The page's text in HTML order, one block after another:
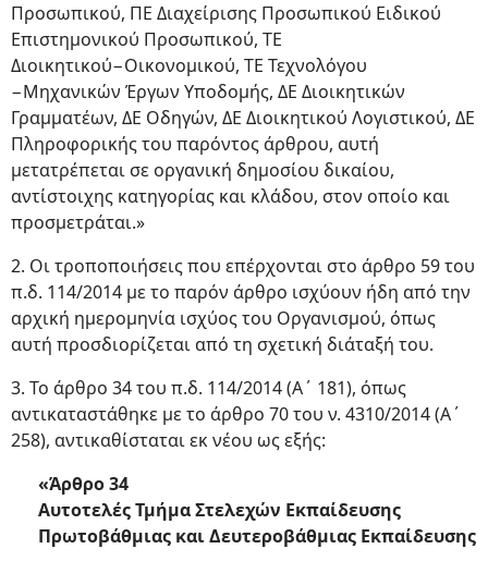
Προσωπικού, ΠΕ Διαχείρισης Προσωπικού Ειδικού
Επιστημονικού Προσωπικού, ΤΕ
Διοικητικού−Οικονομικού, ΤΕ Τεχνολόγου
−Μηχανικών Έργων Υποδομής, ΔΕ Διοικητικών
Γραμματέων, ΔΕ Οδηγών, ΔΕ Διοικητικού Λογιστικού, ΔΕ
Πληροφορικής του παρόντος άρθρου, αυτή
μετατρέπεται σε οργανική δημοσίου δικαίου,
αντίστοιχης κατηγορίας και κλάδου, στον οποίο και
προσμετράται.»
2. Οι τροποποιήσεις που επέρχονται στο άρθρο 59 του
π.δ. 114/2014 με το παρόν άρθρο ισχύουν ήδη από την
αρχική ημερομηνία ισχύος του Οργανισμού, όπως
αυτή προσδιορίζεται από τη σχετική διάταξή του.
3. Το άρθρο 34 του π.δ. 114/2014 (Α΄ 181), όπως
αντικαταστάθηκε με το άρθρο 70 του ν. 4310/2014 (Α΄
258), αντικαθίσταται εκ νέου ως εξής:
«Άρθρο 34
Αυτοτελές Τμήμα Στελεχών Εκπαίδευσης
Πρωτοβάθμιας και Δευτεροβάθμιας Εκπαίδευσης